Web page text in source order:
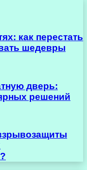
как перестать
шедевры
дверь:
решений